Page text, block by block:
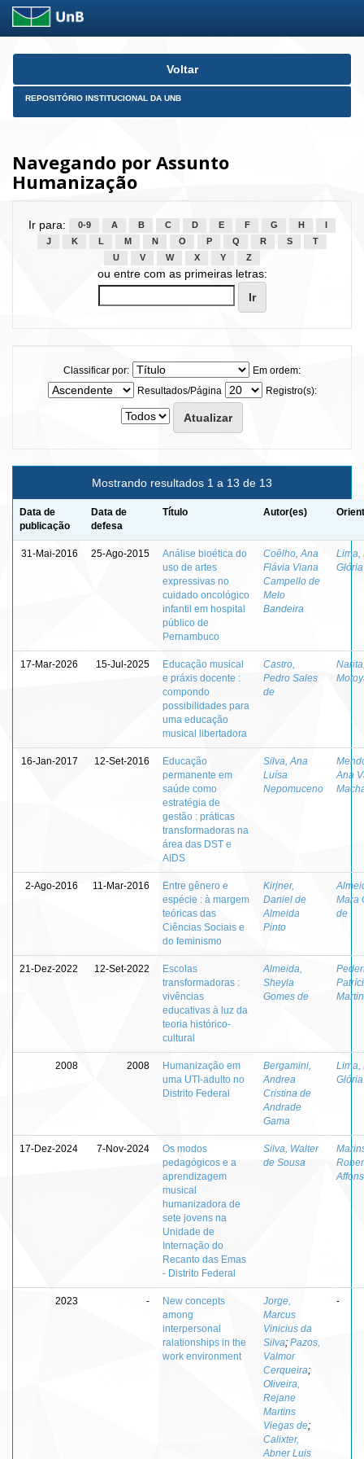
Skip
Voltar
REPOSITÓRIO INSTITUCIONAL DA UNB
Navegando por Assunto
Humanização
Ir para: 0-9 A B C D E F G H
J
K L M N O P Q R S
T
U
V W X Y Z
ou entre com as primeiras letras:
Classificar por:
Em ordem:
Resultados/Página
Registro(s):
Mostrando resultados 1 a 13 de 13
Data de
publicação
Data de
defesa
Título Autor(es)
31-Mai-2016 25-Ago-2015
Análise bioética do
uso de artes
expressivas no
cuidado oncológico
infantil em hospital
público de
Pernambuco
Coêlho, Ana
Flávia Viana
Campello de
Melo
Bandeira
Lima,
Glória
17-Mar-2026 15-Jul-2025
Educação musical
e práxis docente :
compondo
possibilidades para
uma educação
musical libertadora
Castro,
Pedro Sales
de
16-Jan-2017 12-Set-2016
Educação
permanente em
saúde como
estratégia de
gestão : práticas
transformadoras na
área das DST e
AIDS
Silva, Ana
Luísa
Nepomuceno
Ana
2-Ago-2016 11-Mar-2016
Entre gênero e
espécie : à margem
teóricas das
Ciências Sociais e
do feminismo
Kirjner,
Daniel de
Almeida
Pinto
Mara
de
21-Dez-2022 12-Set-2022
Escolas
transformadoras :
vivências
educativas à luz da
teoria histórico-
cultural
Almeida,
Sheyla
Gomes de
2008 2008
Humanização em
uma UTI-adulto no
Distrito Federal
Bergamini,
Andrea
Cristina de
Andrade
Gama
Lima,
Glória
17-Dez-2024 7-Nov-2024
Os modos
pedagógicos e a
aprendizagem
musical
humanizadora de
sete jovens na
Unidade de
Internação do
Recanto das Emas
- Distrito Federal
Silva, Walter
de Sousa
2023 -
New concepts
among
interpersonal
ralationships in the
work environment
Jorge,
Marcus
Vinicius da
Silva; Pazos,
Valmor
Cerqueira;
Oliveira,
Rejane
Martins
Viegas de;
Calixter,
Abner Luis
-